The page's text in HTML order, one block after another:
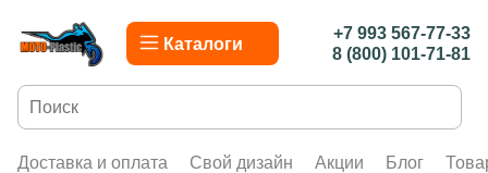
Каталоги
+7 993 567-77-33
8 (800) 101-71-81
Доставка и оплата Свой дизайн Акции Блог